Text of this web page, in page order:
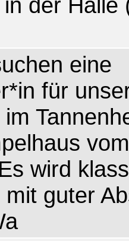
eine
für
wird
guter